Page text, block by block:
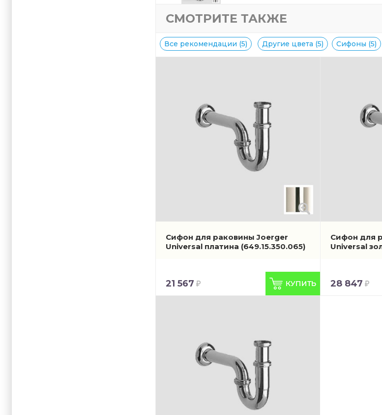
СМОТРИТЕ ТАКЖЕ
Все рекомендации (5) Другие цвета (5) Сифоны (5)
Сифон для раковины Joerger
Universal платина (649.15.350.065)
21 567
Сифон для
Universal
28 847